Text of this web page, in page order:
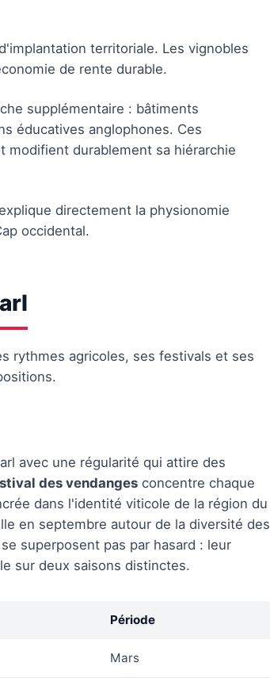
territoriale. Les vignobles
de rente durable.
supplémentaire : bâtiments
éducatives anglophones. Ces
modifient durablement sa hiérarchie
directement la physionomie
occidental.
rythmes agricoles, ses festivals et ses
avec une régularité qui attire des
des vendanges concentre chaque
dans l'identité viticole de la région du
en septembre autour de la diversité des
superposent pas par hasard : leur
sur deux saisons distinctes.
Période
Mars